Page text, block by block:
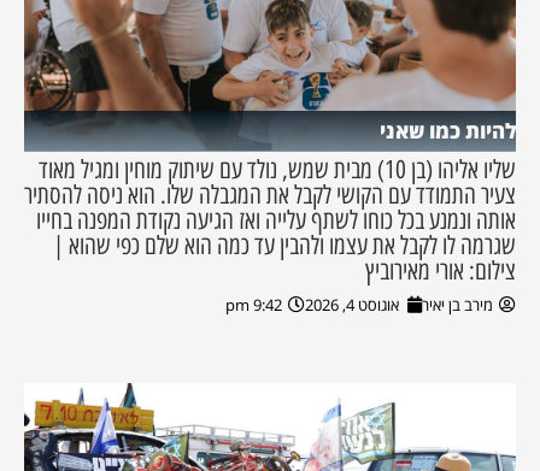
להיות כמו שאני
שליו אליהו (בן 10) מבית שמש, נולד עם שיתוק מוחין ומגיל מאוד
צעיר התמודד עם הקושי לקבל את המגבלה שלו. הוא ניסה להסתיר
אותה ונמנע בכל כוחו לשתף עלייה ואז הגיעה נקודת המפנה בחייו
שגרמה לו לקבל את עצמו ולהבין עד כמה הוא שלם כפי שהוא |
צילום: אורי מאירוביץ
מירב בן יאיר אוגוסט 4, 2026 9:42 pm